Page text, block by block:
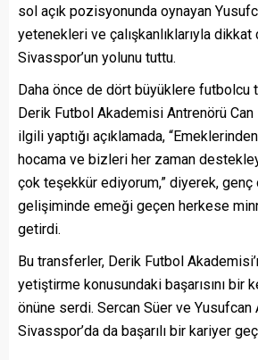
sol açık pozisyonunda oynayan
yetenekleri ve çalışkanlıklarıyla
Sivasspor’un yolunu tuttu.
Daha önce de dört büyüklere futbolcu
Derik Futbol Akademisi Antrenörü
ilgili yaptığı açıklamada,
hocama ve bizleri her zaman
çok teşekkür ediyorum,” diyerek, genç
gelişiminde emeği geçen herkese
getirdi.
Bu transferler, Derik Futbol
yetiştirme konusundaki başarısını bir
önüne serdi. Sercan Süer ve Yusufcan
Sivasspor’da da başarılı bir kariyer